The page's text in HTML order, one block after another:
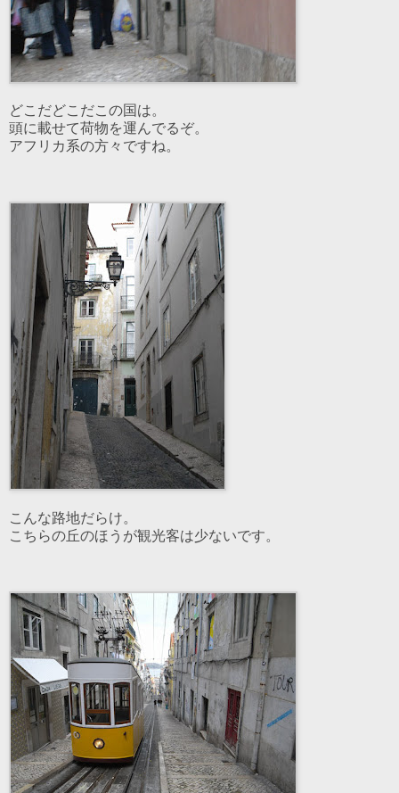
どこだどこだこの国は。
頭に載せて荷物を運んでるぞ。
アフリカ系の方々ですね。
こんな路地だらけ。
こちらの丘のほうが観光客は少ないです。